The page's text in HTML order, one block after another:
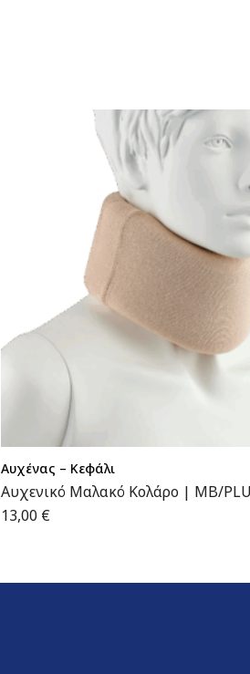
Αυχένας – Κεφάλι
Αυχενικό Μαλακό Κολάρο | MB/
| Wemed
13,00 €